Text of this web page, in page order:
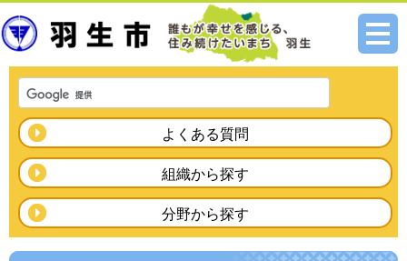
メニ
よくある質問
組織から探す
分野から探す